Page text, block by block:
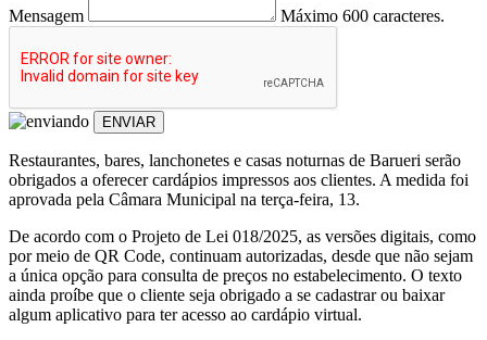
Mensagem Máximo 600 caracteres.
ENVIAR
Restaurantes, bares, lanchonetes e casas noturnas de Barueri serão
obrigados a oferecer cardápios impressos aos clientes. A medida foi
aprovada pela Câmara Municipal na terça-feira, 13.
De acordo com o Projeto de Lei 018/2025, as versões digitais, como
por meio de QR Code, continuam autorizadas, desde que não sejam
a única opção para consulta de preços no estabelecimento. O texto
ainda proíbe que o cliente seja obrigado a se cadastrar ou baixar
algum aplicativo para ter acesso ao cardápio virtual.